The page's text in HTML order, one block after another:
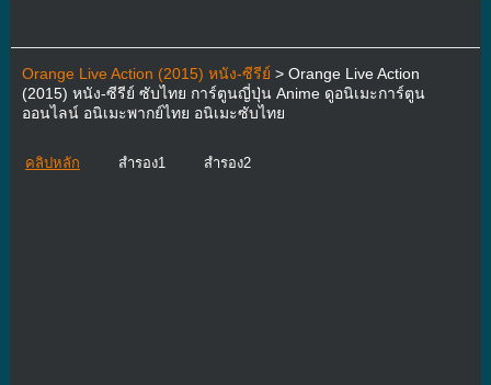
Orange Live Action (2015) หนัง-ซีรีย์ > Orange Live Action
(2015) หนัง-ซีรีย์ ซับไทย การ์ตูนญี่ปุ่น Anime ดูอนิเมะการ์ตูน
ออนไลน์ อนิเมะพากย์ไทย อนิเมะซับไทย
คลิปหลัก สำรอง1 สำรอง2